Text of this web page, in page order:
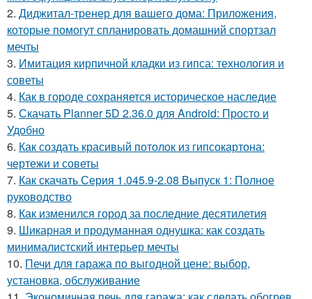
2. Диджитал-тренер для вашего дома: Приложения,
которые помогут спланировать домашний спортзал
мечты
3. Имитация кирпичной кладки из гипса: технология и
советы
4. Как в городе сохраняется историческое наследие
5. Скачать Planner 5D 2.36.0 для Android: Просто и
Удобно
6. Как создать красивый потолок из гипсокартона:
чертежи и советы
7. Как скачать Серия 1.045.9-2.08 Выпуск 1: Полное
руководство
8. Как изменился город за последние десятилетия
9. Шикарная и продуманная однушка: как создать
минималистский интерьер мечты
10. Печи для гаража по выгодной цене: выбор,
установка, обслуживание